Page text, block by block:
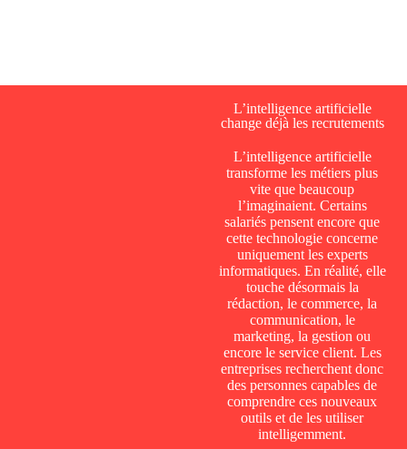
L’intelligence artificielle
change déjà les recrutements
L’intelligence artificielle
transforme les métiers plus
vite que beaucoup
l’imaginaient. Certains
salariés pensent encore que
cette technologie concerne
uniquement les experts
informatiques. En réalité, elle
touche désormais la
rédaction, le commerce, la
communication, le
marketing, la gestion ou
encore le service client. Les
entreprises recherchent donc
des personnes capables de
comprendre ces nouveaux
outils et de les utiliser
intelligemment.